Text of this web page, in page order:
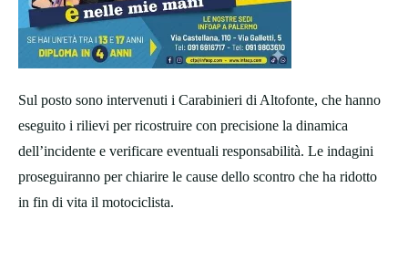
Sul posto sono intervenuti i Carabinieri di Altofonte, che hanno
eseguito i rilievi per ricostruire con precisione la dinamica
dell’incidente e verificare eventuali responsabilità. Le indagini
proseguiranno per chiarire le cause dello scontro che ha ridotto
in fin di vita il motociclista.